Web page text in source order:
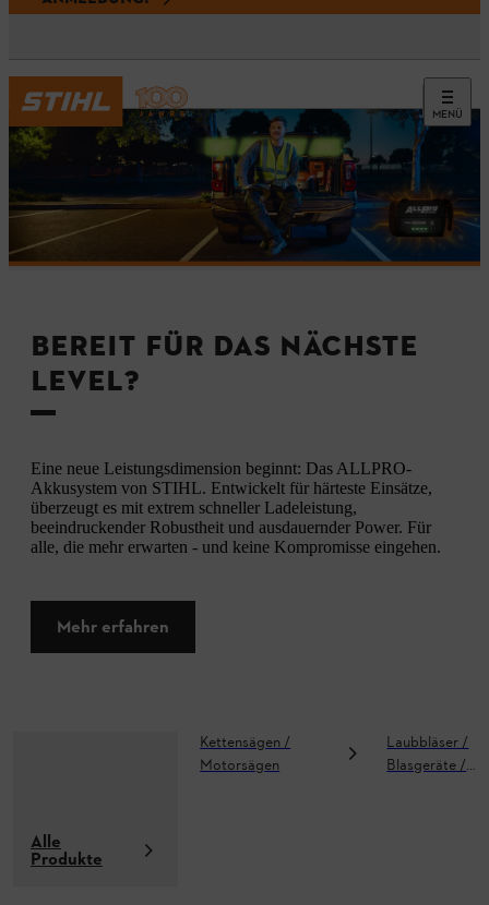
MENÜ
BEREIT FÜR DAS NÄCHSTE
LEVEL?
Eine neue Leistungsdimension beginnt: Das ALLPRO-
Akkusystem von STIHL. Entwickelt für härteste Einsätze,
überzeugt es mit extrem schneller Ladeleistung,
beeindruckender Robustheit und ausdauernder Power. Für
alle, die mehr erwarten - und keine Kompromisse eingehen.
Mehr erfahren
Alle
Produkte
Kettensägen /
Motorsägen
Laubbläser /
Blasgeräte /